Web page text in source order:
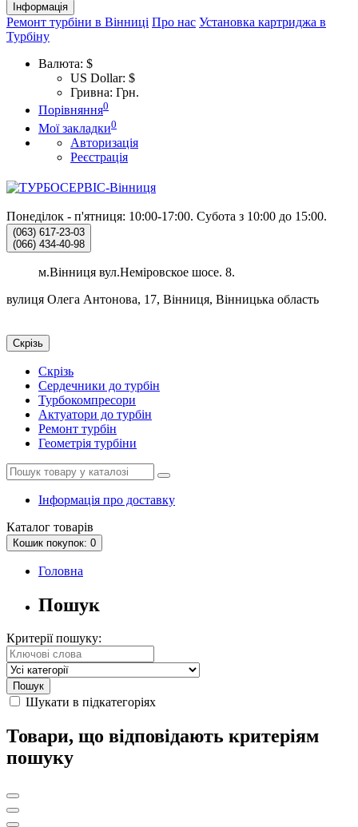
Інформація
Ремонт турбіни в Вінниці Про нас Установка картриджа в
Турбіну
Валюта: $
US Dollar: $
Гривна: Грн.
Порівняння0
Мої закладки0
Авторизація
Реєстрація
Понеділок - п'ятниця: 10:00-17:00. Субота з 10:00 до 15:00.
(063) 617-23-03
(066) 434-40-98
м.Вінниця вул.Неміровское шосе. 8.
вулиця Олега Антонова, 17, Вінниця, Вінницька область
Скрізь
Скрізь
Сердечники до турбін
Турбокомпресори
Актуатори до турбін
Ремонт турбін
Геометрія турбіни
Інформація про доставку
Каталог товарів
Кошик покупок: 0
Головна
Пошук
Критерії пошуку:
Шукати в підкатегоріях
Товари, що відповідають критеріям
пошуку